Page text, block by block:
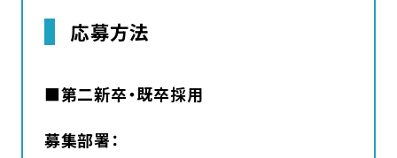
応募方法
■第二新卒・既卒採用
募集部署：